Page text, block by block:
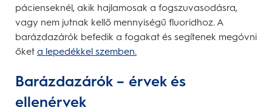
pácienseknél, akik hajlamosak a fogszuvasodásra,
vagy nem jutnak kellő mennyiségű fluoridhoz. A
barázdazárók befedik a fogakat és segítenek megóvni
őket a lepedékkel szemben.
Barázdazárók – érvek és
ellenérvek